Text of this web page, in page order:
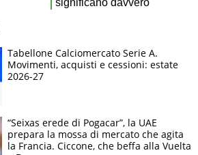
Tabellone Calciomercato Serie A.
Movimenti, acquisti e cessioni: estate
2026-27
“Seixas erede di Pogacar”, la UAE
prepara la mossa di mercato che agita
la Francia. Ciccone, che beffa alla Vuelta